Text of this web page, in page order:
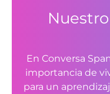
Nuestro
En Conversa
importancia de
para un